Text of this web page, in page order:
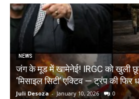
NEWS
जंग के मूड में खामेनेई! IRGC को खुली
‘मिसाइल सिटी’ एक्टिव — ट्रंप की फिर
Juli Desoza - January 10, 2026 0